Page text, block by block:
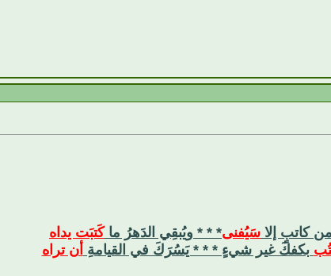
كاتبٍ إلا سَيُفنى* * * ويُبقِي الدَهرُ ماكَتبَت يداه
بكفكَ غير شيءٍ * * * يَسُرَكَ في القيامةِ أن تراه